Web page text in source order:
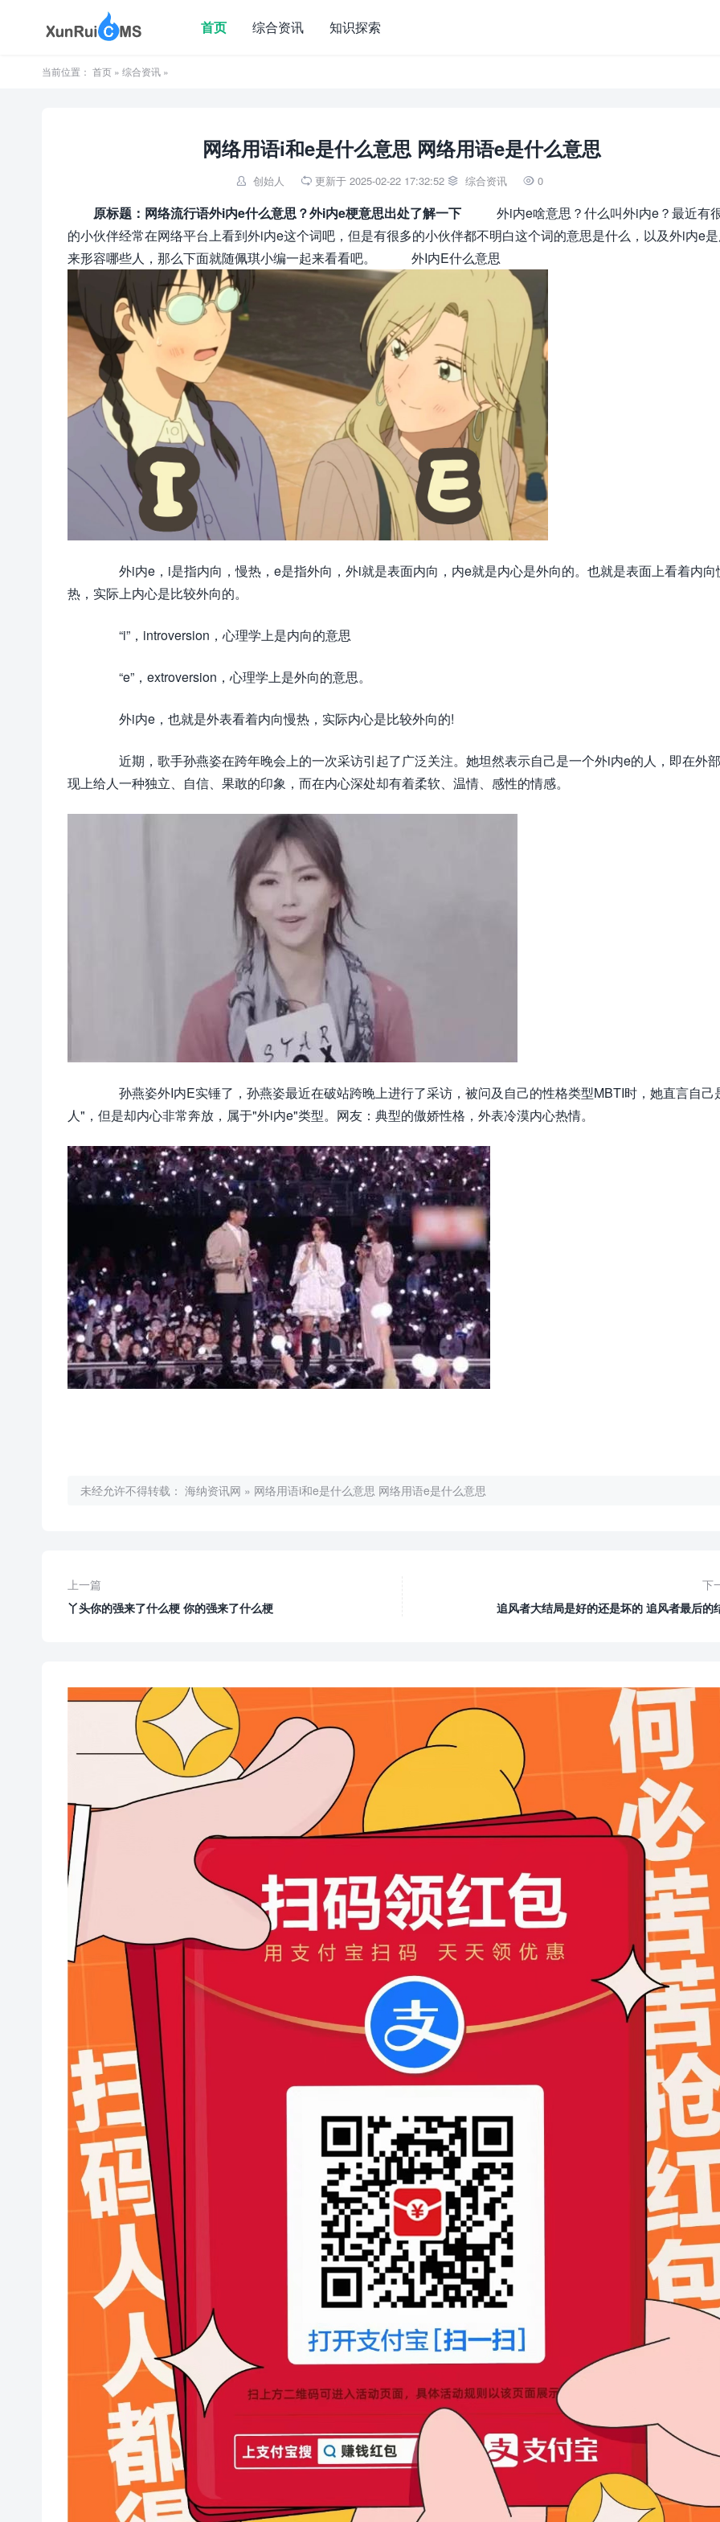
首页 综合资讯 知识探索
当前位置： 首页 » 综合资讯 »
网络用语i和e是什么意思 网络用语e是什么意思
 创始人  更新于 2025-02-22 17:32:52  综合资讯  0
原标题：网络流行语外i内e什么意思？外i内e梗意思出处了解一下 外i内e啥意思？什么叫外i内e？最近有
的小伙伴经常在网络平台上看到外i内e这个词吧，但是有很多的小伙伴都不明白这个词的意思是什么，以及外i内e
来形容哪些人，那么下面就随佩琪小编一起来看看吧。 外I内E什么意思
外i内e，i是指内向，慢热，e是指外向，外i就是表面内向，内e就是内心是外向的。也就是表面上看着内向
热，实际上内心是比较外向的。
“i”，introversion，心理学上是内向的意思
“e”，extroversion，心理学上是外向的意思。
外i内e，也就是外表看着内向慢热，实际内心是比较外向的!
近期，歌手孙燕姿在跨年晚会上的一次采访引起了广泛关注。她坦然表示自己是一个外i内e的人，即在外
现上给人一种独立、自信、果敢的印象，而在内心深处却有着柔软、温情、感性的情感。
孙燕姿外I内E实锤了，孙燕姿最近在破站跨晚上进行了采访，被问及自己的性格类型MBTI时，她直言自己
人"，但是却内心非常奔放，属于"外i内e"类型。网友：典型的傲娇性格，外表冷漠内心热情。
未经允许不得转载： 海纳资讯网 » 网络用语i和e是什么意思 网络用语e是什么意思
上一篇
丫头你的强来了什么梗 你的强来了什么梗
下
追风者大结局是好的还是坏的 追风者最后的